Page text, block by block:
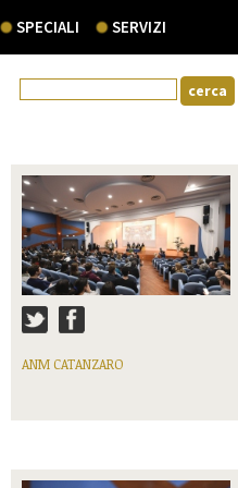
SPECIALI SERVIZI
ANM CATANZARO